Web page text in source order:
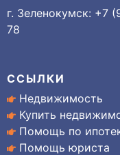
г. Зеленокумск: +7
78
ССЫЛКИ
Недвижимость
Купить
Помощь по
Помощь юриста